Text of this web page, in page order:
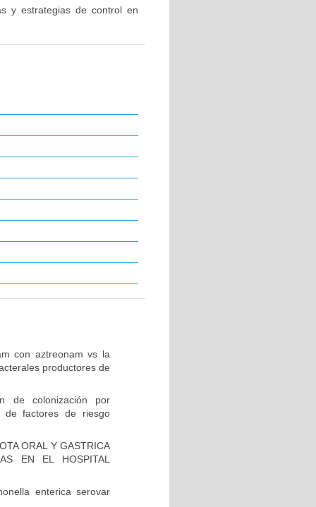
y estrategias de control en
con aztreonam vs la
productores de
de colonización por
de factores de riesgo
ORAL Y GASTRICA
EN EL HOSPITAL
enterica serovar